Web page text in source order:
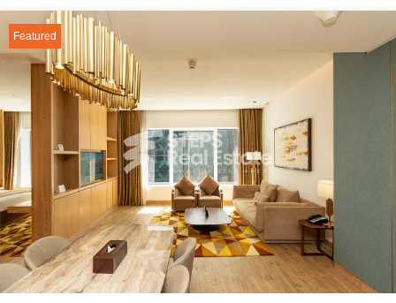
Featured